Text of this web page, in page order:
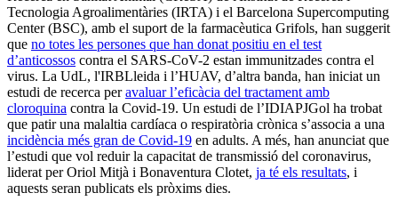
Tecnologia Agroalimentàries (IRTA) i el Barcelona Supercomputing
Center (BSC), amb el suport de la farmacèutica Grifols, han suggerit
que no totes les persones que han donat positiu en el test
d’anticossos contra el SARS-CoV-2 estan immunitzades contra el
virus. La UdL, l'IRBLleida i l’HUAV, d’altra banda, han iniciat un
estudi de recerca peravaluar l’eficàcia del tractament amb
cloroquina contra la Covid-19. Un estudi de l’IDIAPJGol ha trobat
que patir una malaltia cardíaca o respiratòria crònica s’associa a una
incidència més gran de Covid-19 en adults. A més, han anunciat que
l’estudi que vol reduir la capacitat de transmissió del coronavirus,
liderat per Oriol Mitjà i Bonaventura Clotet, ja té els resultats, i
aquests seran publicats els pròxims dies.